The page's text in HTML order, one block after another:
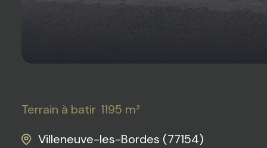
Terrain à batir 1195 m²
Villeneuve-les-Bordes (77154)